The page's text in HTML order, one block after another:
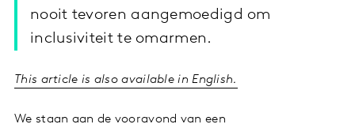
nooit tevoren aangemoedigd om
inclusiviteit te omarmen.
This article is also available in English.
We staan aan de vooravond van een